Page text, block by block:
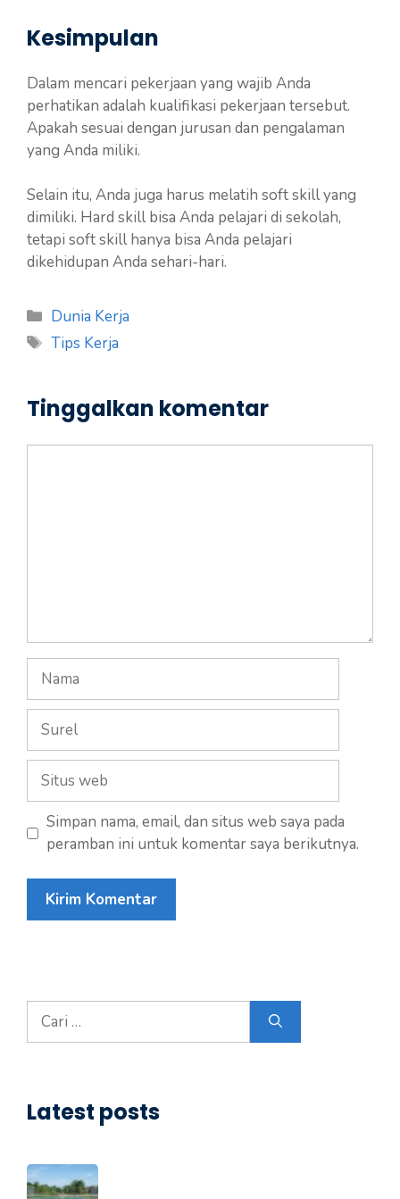
Kesimpulan
Dalam mencari pekerjaan yang wajib Anda
perhatikan adalah kualifikasi pekerjaan tersebut.
Apakah sesuai dengan jurusan dan pengalaman
yang Anda miliki.
Selain itu, Anda juga harus melatih soft skill yang
dimiliki. Hard skill bisa Anda pelajari di sekolah,
tetapi soft skill hanya bisa Anda pelajari
dikehidupan Anda sehari-hari.
Kategori
Dunia Kerja
Tag
Tips Kerja
Tinggalkan komentar
Nama
Surel
Situs
web
Simpan nama, email, dan situs web saya pada
peramban ini untuk komentar saya berikutnya.
Cari
untuk:
Latest posts